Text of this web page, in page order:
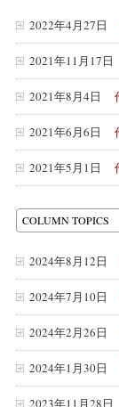
2022年4月27日
2021年11月17日
2021年8月4日
2021年6月6日
2021年5月1日
COLUMN TOPICS
2024年8月12日
2024年7月10日
2024年2月26日
2024年1月30日
2023年11月28日